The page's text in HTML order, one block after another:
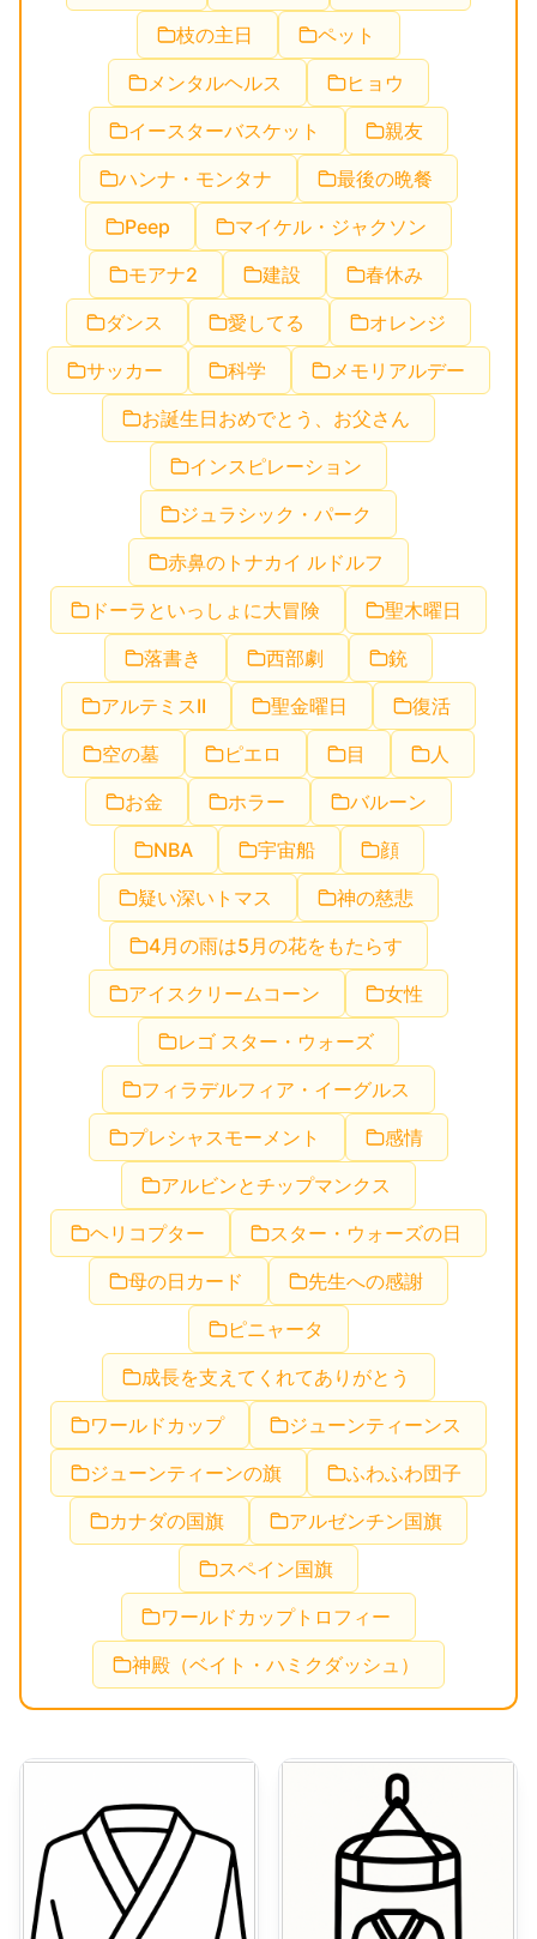
枝の主日
ペット
メンタルヘルス
ヒョウ
イースターバスケット
親友
ハンナ・モンタナ
最後の晩餐
Peep
マイケル・ジャクソン
モアナ2
建設
春休み
ダンス
愛してる
オレンジ
サッカー
科学
メモリアルデー
お誕生日おめでとう、お父さん
インスピレーション
ジュラシック・パーク
赤鼻のトナカイ ルドルフ
ドーラといっしょに大冒険
聖木曜日
落書き
西部劇
銃
アルテミスII
聖金曜日
復活
空の墓
ピエロ 目
人
お金
ホラー
バルーン
NBA
宇宙船
顔
疑い深いトマス
神の慈悲
4月の雨は5月の花をもたらす
アイスクリームコーン
女性
レゴ スター・ウォーズ
フィラデルフィア・イーグルス
プレシャスモーメント
感情
アルビンとチップマンクス
ヘリコプター
スター・ウォーズの日
母の日カード
先生への感謝
ピニャータ
成長を支えてくれてありがとう
ワールドカップ
ジューンティーンス
ジューンティーンの旗
ふわふわ団子
カナダの国旗
アルゼンチン国旗
スペイン国旗
ワールドカップトロフィー
神殿（ベイト・ハミクダッシュ）